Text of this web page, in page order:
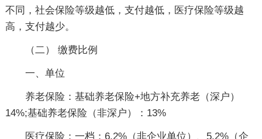
不同，社会保险等级越低，支付越低，医疗保险等级越
高，支付越少。
（二） 缴费比例
一、单位
养老保险：基础养老保险+地方补充养老（深户）
14%;基础养老保险（非深户）：13%
医疗保险：一档：6.2%（非企业单位）、5.2%（企